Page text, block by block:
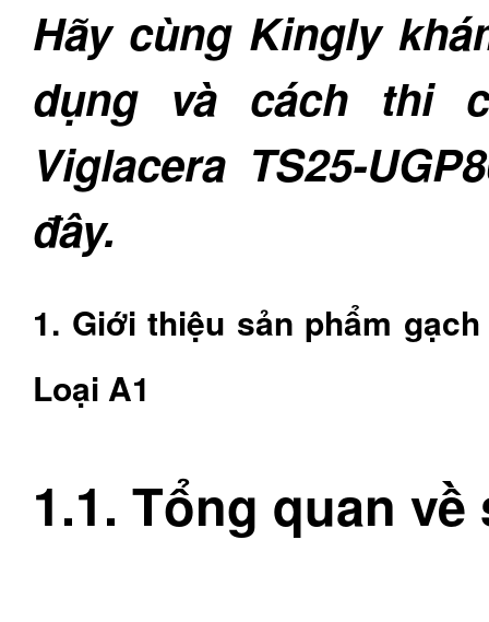
Hãy cùng Kingly
dụng và cách thi
Viglacera TS25-
đây.
1. Giới thiệu sản phẩm
Loại A1
1.1. Tổng quan